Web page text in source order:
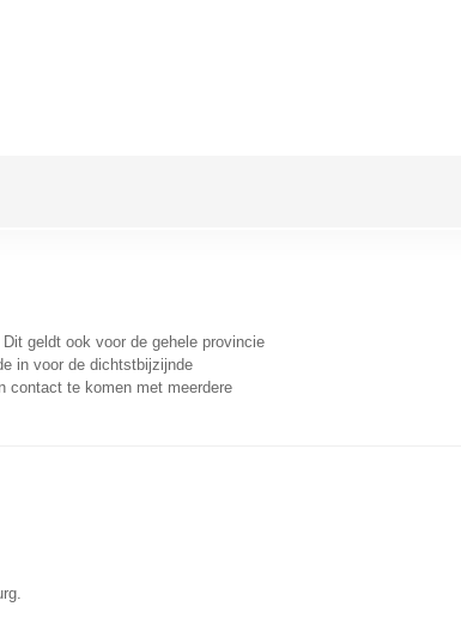
geldt ook voor de gehele provincie
in voor de dichtstbijzijnde
contact te komen met meerdere